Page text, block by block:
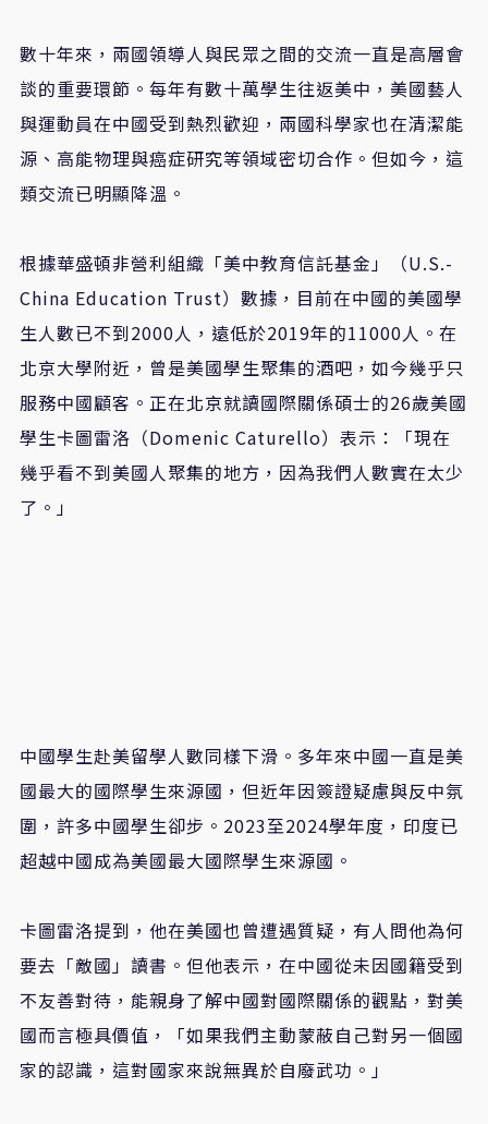
數十年來，兩國領導人與民眾之間的交流一直是高層會
談的重要環節。每年有數十萬學生往返美中，美國藝人
與運動員在中國受到熱烈歡迎，兩國科學家也在清潔能
源、高能物理與癌症研究等領域密切合作。但如今，這
類交流已明顯降溫。
根據華盛頓非營利組織「美中教育信託基金」（U.S.-
China Education Trust）數據，目前在中國的美國學
生人數已不到2000人，遠低於2019年的11000人。在
北京大學附近，曾是美國學生聚集的酒吧，如今幾乎只
服務中國顧客。正在北京就讀國際關係碩士的26歲美國
學生卡圖雷洛（Domenic Caturello）表示：「現在
幾乎看不到美國人聚集的地方，因為我們人數實在太少
了。」
中國學生赴美留學人數同樣下滑。多年來中國一直是美
國最大的國際學生來源國，但近年因簽證疑慮與反中氛
圍，許多中國學生卻步。2023至2024學年度，印度已
超越中國成為美國最大國際學生來源國。
卡圖雷洛提到，他在美國也曾遭遇質疑，有人問他為何
要去「敵國」讀書。但他表示，在中國從未因國籍受到
不友善對待，能親身了解中國對國際關係的觀點，對美
國而言極具價值，「如果我們主動蒙蔽自己對另一個國
家的認識，這對國家來說無異於自廢武功。」